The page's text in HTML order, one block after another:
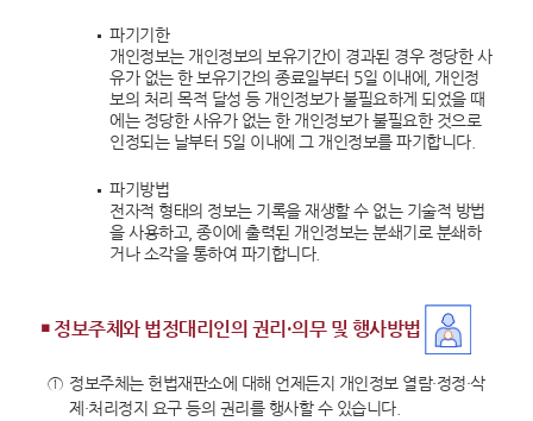
파기기한
개인정보는 개인정보의 보유기간이 경과된 경우 정당한 사
유가 없는 한 보유기간의 종료일부터 5일 이내에, 개인정
보의 처리 목적 달성 등 개인정보가 불필요하게 되었을 때
에는 정당한 사유가 없는 한 개인정보가 불필요한 것으로
인정되는 날부터 5일 이내에 그 개인정보를 파기합니다.
파기방법
전자적 형태의 정보는 기록을 재생할 수 없는 기술적 방법
을 사용하고, 종이에 출력된 개인정보는 분쇄기로 분쇄하
거나 소각을 통하여 파기합니다.
￭ 정보주체와 법정대리인의 권리·의무 및 행사방법
① 정보주체는 헌법재판소에 대해 언제든지 개인정보 열람·정정·삭
제·처리정지 요구 등의 권리를 행사할 수 있습니다.